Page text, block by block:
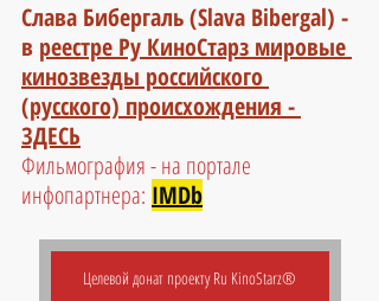
Слава Бибергаль (Slava Bibergal) -
в реестре Ру КиноСтарз мировые
кинозвезды российского
(русского) происхождения -
ЗДЕСЬ
Фильмография - на портале
инфопартнера: IMDb
Целевой донат проекту Ru KinoStarz®